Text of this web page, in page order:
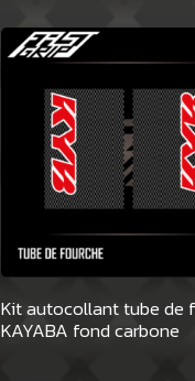
Kit autocollant tube de
KAYABA fond carbone